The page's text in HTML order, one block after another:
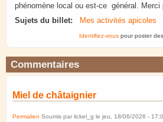
phénomène local ou est-ce général. Merci
Sujets du billet:
Mes activités apicoles
Identifiez-vous pour poster
Commentaires
Miel de châtaignier
Permalien Soumis par lickel_g le jeu, 18/06/2026 -